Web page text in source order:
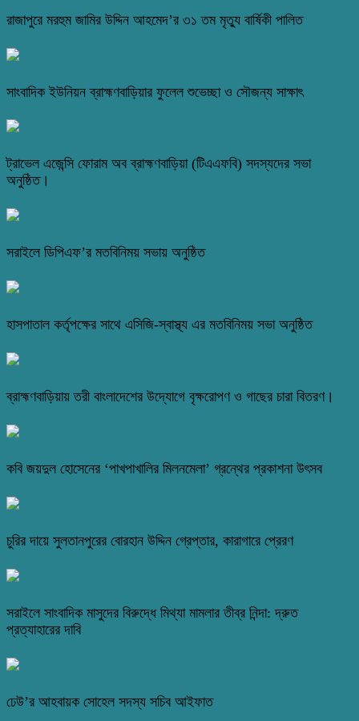
রাজাপুরে মরহুম জামির উদ্দিন আহমেদ’র ৩১ তম মৃত্যু বার্ষিকী পালিত
সাংবাদিক ইউনিয়ন ব্রাহ্মণবাড়িয়ার ফুলেল শুভেচ্ছা ও সৌজন্য সাক্ষাৎ
ট্রাভেল এজেন্সি ফোরাম অব ব্রাহ্মণবাড়িয়া (টিএএফবি) সদস্যদের সভা
অনুষ্ঠিত।
সরাইলে ডিপিএফ’র মতবিনিময় সভায় অনুষ্ঠিত
হাসপাতাল কর্তৃপক্ষের সাথে এসিজি-স্বাস্থ্য এর মতবিনিময় সভা অনুষ্ঠিত
ব্রাহ্মণবাড়িয়ায় তরী বাংলাদেশের উদ্যোগে বৃক্ষরোপণ ও গাছের চারা বিতরণ।
কবি জয়দুল হোসেনের ‘পাখপাখালির মিলনমেলা’ গ্রন্থের প্রকাশনা উৎসব
চুরির দায়ে সুলতানপুরের বোরহান উদ্দিন গ্রেপ্তার, কারাগারে প্রেরণ
সরাইলে সাংবাদিক মাসুদের বিরুদ্ধে মিথ্যা মামলার তীব্র নিন্দা: দ্রুত
প্রত্যাহারের দাবি
ঢেউ’র আহবায়ক সোহেল সদস্য সচিব আইফাত